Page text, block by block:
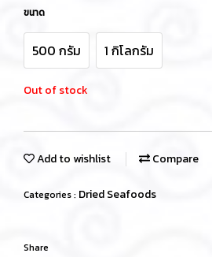
ขนาด
500 กรัม 1 กิโลกรัม
Out of stock
Add to wishlist Compare
Categories : Dried Seafoods
Share